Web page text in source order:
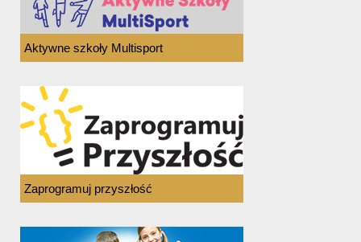
Aktywne szkoły Multisport
Zaprogramuj przyszłość